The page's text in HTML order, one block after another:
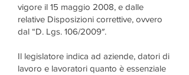
vigore il 15 maggio 2008, e dalle
relative Disposizioni correttive, ovvero
dal “D. Lgs. 106/2009″.
Il legislatore indica ad aziende, datori di
lavoro e lavoratori quanto è essenziale